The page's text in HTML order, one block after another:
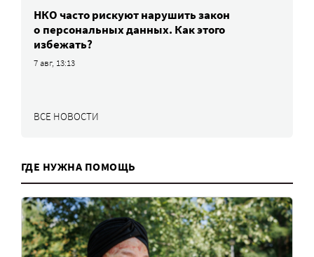
НКО часто рискуют нарушить закон
о персональных данных. Как этого
избежать?
7 авг, 13:13
ВСЕ НОВОСТИ
ГДЕ НУЖНА ПОМОЩЬ